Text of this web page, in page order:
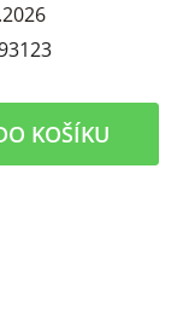
KOŠÍKU